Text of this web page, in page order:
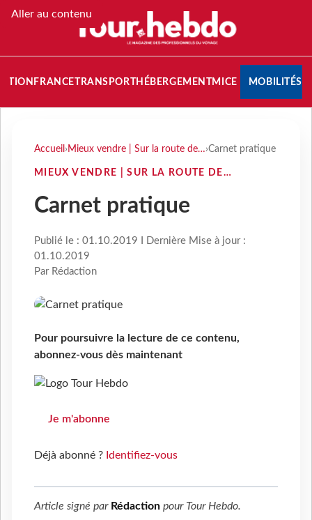
Aller au contenu
FRANCETRANSPORT HÉBERGEMENTMICE MOBILITÉS
Accueil › Mieux vendre | Sur la route de…›Carnet pratique
MIEUX VENDRE | SUR LA ROUTE DE…
Carnet pratique
Publié le : 01.10.2019 I Dernière Mise à jour :
01.10.2019
Par Rédaction
Pour poursuivre la lecture de ce contenu,
abonnez-vous dès maintenant
Je m'abonne
Déjà abonné ? Identifiez-vous
Article signé par Rédaction pour Tour Hebdo.